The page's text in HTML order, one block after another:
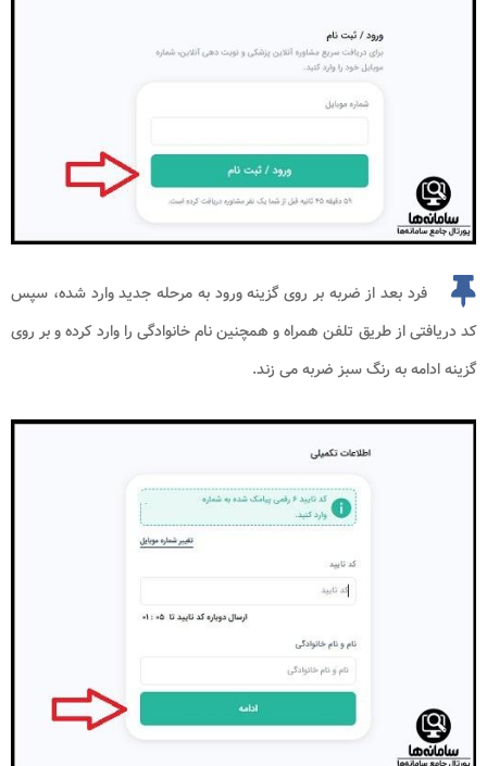
فرد بعد از ضربه بر روی گزینه ورود به مرحله جدید وارد شده، سپس
کد دریافتی از طریق تلفن همراه و همچنین نام خانوادگی را وارد کرده و بر روی
گزینه ادامه به رنگ سبز ضربه می زند.